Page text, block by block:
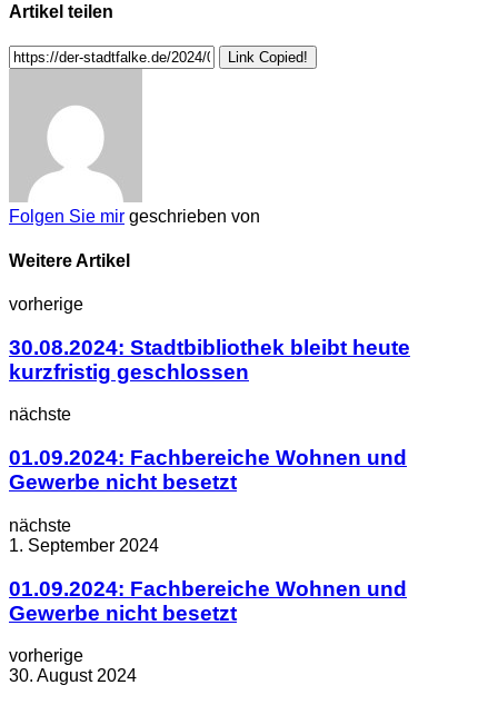
Artikel teilen
Link Copied!
Folgen Sie mir geschrieben von
Weitere Artikel
vorherige
30.08.2024: Stadtbibliothek bleibt heute
kurzfristig geschlossen
nächste
01.09.2024: Fachbereiche Wohnen und
Gewerbe nicht besetzt
nächste
1. September 2024
01.09.2024: Fachbereiche Wohnen und
Gewerbe nicht besetzt
vorherige
30. August 2024